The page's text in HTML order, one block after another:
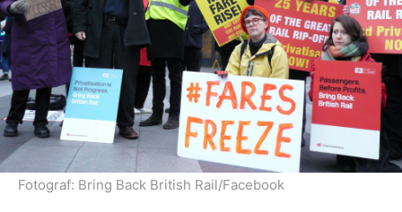
Fotograf: Bring Back British Rail/Facebook